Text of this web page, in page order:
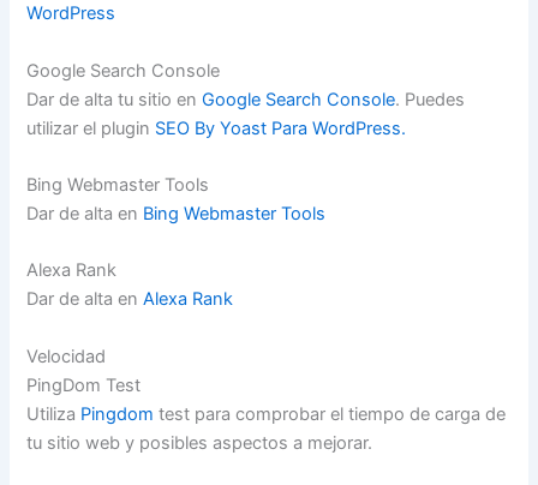
WordPress
Google Search Console
Dar de alta tu sitio enGoogle Search Console. Puedes
utilizar el plugin SEO By Yoast Para WordPress.
Bing Webmaster Tools
Dar de alta en Bing Webmaster Tools
Alexa Rank
Dar de alta enAlexa Rank
Velocidad
PingDom Test
Utiliza Pingdom test para comprobar el tiempo de carga de
tu sitio web y posibles aspectos a mejorar.